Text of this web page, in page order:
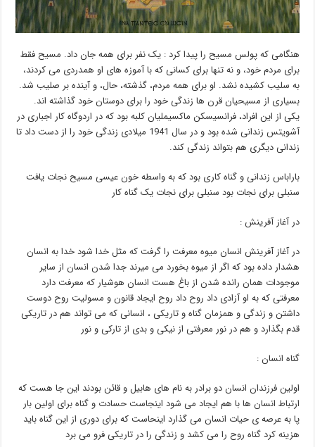
هنگامی که پولس مسیح را پیدا کرد : یک نفر برای همه جان داد. مسیح فقط
برای مردم خود، و نه تنها برای کسانی که با آموزه های او همدردی می کردند،
به سلیب کشیده نشد. او برای همه مردم، گذشته، حال، و آینده بر صلیب شد.
بسیاری از مسیحیان قرن ها زندگی خود را برای دوستان خود گذاشته اند.
یکی از این افراد، فرانسیسکن ماکسیملیان کلبه بود که در اردوگاه کار اجباری در
آشویتس زندانی شده بود و در سال 1941 میلادی زندگی خود را از دست داد تا
زندانی دیگری هم بتواند زندگی کند.
باراباس زندانی و گناه کاری بود که به واسطه خون عیسی مسیح نجات یافت
سنبلی برای نجات بود سنبلی برای نجات یک گناه کار
در آغاز آفرینش :
در آغاز آفرینش انسان میوه معرفت را گرفت که مثل خدا شود خدا به انسان
هشدار داده بود که اگر از میوه بخورد می میرند جدا شدن انسان از سایر
موجودات همان رانده شدن از باغ هست انسان هوشیار که معرفت دارد
معرفتی که به او آزادی داد روح داد روح ایجاد قانون و مسولیت روح دوست
داشتن و زندگی و همزمان گناه و تاریکی ، انسانی که می تواند هم در تاریکی
قدم بگذارد و هم در نور معرفتی از نیکی و بدی از تارکی و نور
گناه انسان :
اولین فرزندان انسان دو برادر به نام های هابیل و قائن بودند این جا هست که
ارتباط انسان ها با هم ایجاد می شود اینجاست حسادت و گناه برای اولین بار
پا به عرصه ی حیات انسان می گذارد اینحاست که برای دوری از این گناه باید
هزینه کرد گناه روح را می کشد و زندگی را در تاریکی فرو می برد